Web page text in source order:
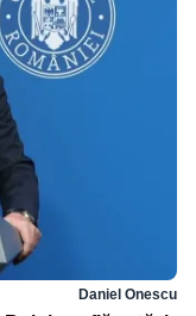
Daniel Onescu